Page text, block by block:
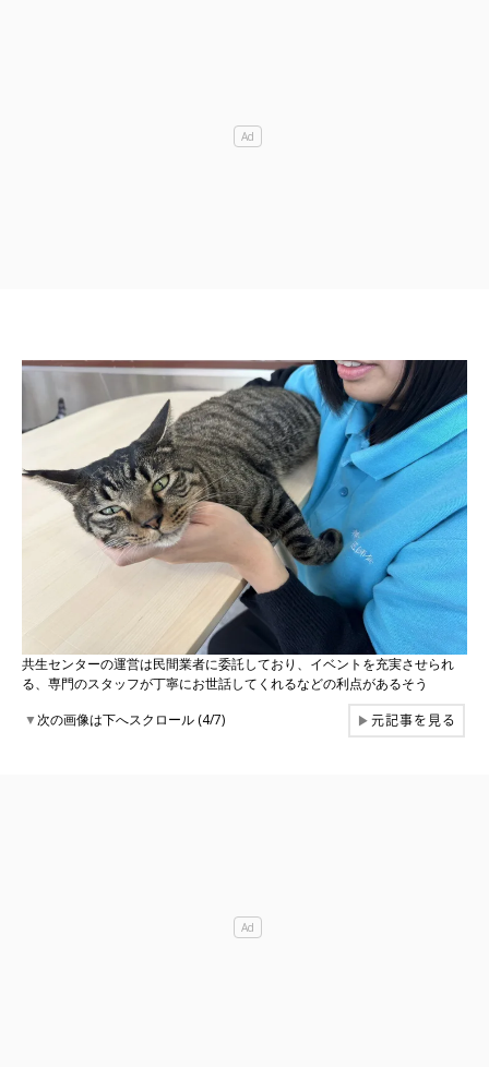
共生センターの運営は民間業者に委託しており、イベントを充実させられ
る、専門のスタッフが丁寧にお世話してくれるなどの利点があるそう
▼次の画像は下へスクロール (4/7) ▶元記事を見る